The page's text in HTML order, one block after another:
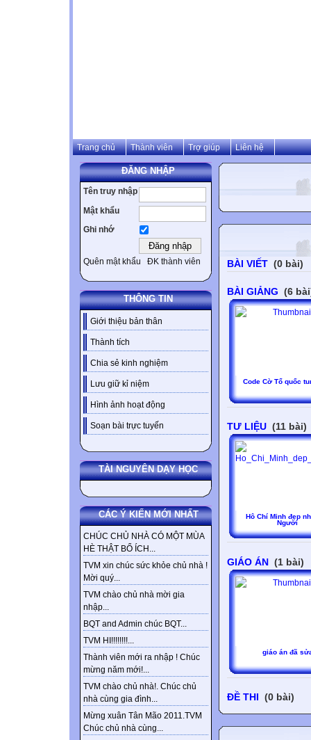
Trang chủ Thành viên Trợ giúp Liên hệ
ĐĂNG NHẬP
Tên truy nhập
Mật khẩu
Ghi nhớ
Quên mật khẩu ĐK thành viên
THÔNG TIN
Giới thiệu bản thân
Thành tích
Chia sẻ kinh nghiệm
Lưu giữ kỉ niệm
Hình ảnh hoạt động
Soạn bài trực tuyến
TÀI NGUYÊN DẠY HỌC
CÁC Ý KIẾN MỚI NHẤT
CHÚC CHỦ NHÀ CÓ MỘT MÙA
HÈ THẬT BỔ ÍCH...
TVM xin chúc sức khỏe chủ nhà !
Mời quý...
TVM chào chủ nhà mời gia
nhập...
BQT and Admin chúc BQT...
TVM HI!!!!!!!!...
Thành viên mới ra nhập ! Chúc
mừng năm mới!...
TVM chào chủ nhà!. Chúc chủ
nhà cùng gia đình...
Mừng xuân Tân Mão 2011.TVM
Chúc chủ nhà cùng...
BÀI VIẾT (0 bài)
BÀI GIẢNG (6
Code Cờ Tổ quốc
TƯ LIỆU (11 bài)
Hô Chí Minh đẹp
Người
GIÁO ÁN (1 bài)
giáo án đã
ĐỀ THI (0 bài)